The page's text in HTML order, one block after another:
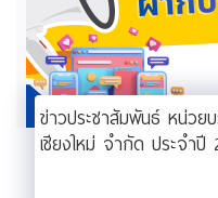
ข่าวประชาสัมพันธ์ หน่ว
เชียงใหม่ จำกัด ประจำปี